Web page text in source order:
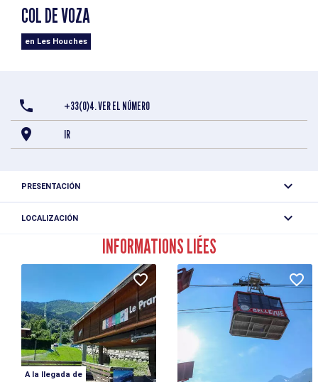
COL DE VOZA
en Les Houches
+33(0)4. VER EL NÚMERO
IR
PRESENTACIÓN
El Col de Voza se encuentra por encima de Les Houches,
en el macizo del Mont Blanc. Culmina a 1657 m.
LOCALIZACIÓN
INFORMATIONS LIÉES
A la llegada de